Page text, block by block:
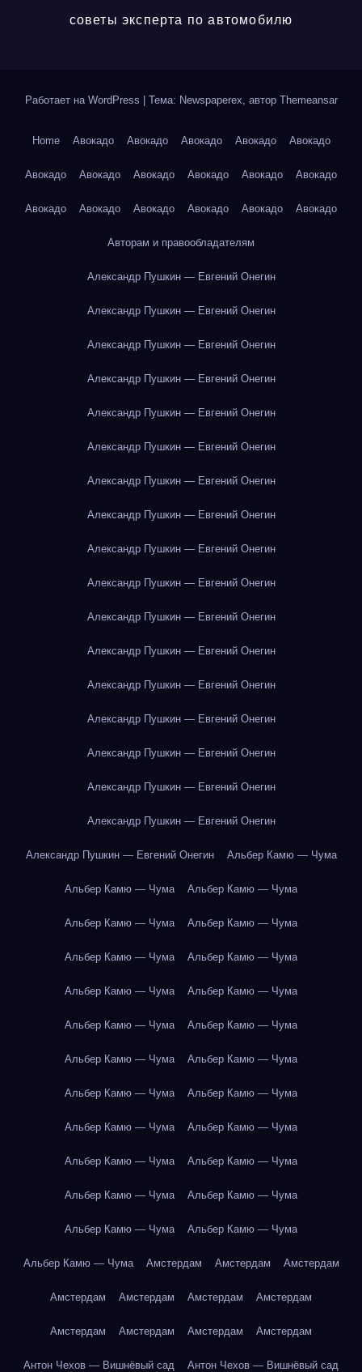
советы эксперта по автомобилю
Работает на WordPress Тема: Newspaperex, автор Themeansar
Home Авокадо Авокадо Авокадо Авокадо Авокадо
Авокадо Авокадо Авокадо Авокадо Авокадо Авокадо
Авокадо Авокадо Авокадо Авокадо Авокадо Авокадо
Авторам и правообладателям
Александр Пушкин — Евгений Онегин
Александр Пушкин — Евгений Онегин
Александр Пушкин — Евгений Онегин
Александр Пушкин — Евгений Онегин
Александр Пушкин — Евгений Онегин
Александр Пушкин — Евгений Онегин
Александр Пушкин — Евгений Онегин
Александр Пушкин — Евгений Онегин
Александр Пушкин — Евгений Онегин
Александр Пушкин — Евгений Онегин
Александр Пушкин — Евгений Онегин
Александр Пушкин — Евгений Онегин
Александр Пушкин — Евгений Онегин
Александр Пушкин — Евгений Онегин
Александр Пушкин — Евгений Онегин
Александр Пушкин — Евгений Онегин
Александр Пушкин — Евгений Онегин
Александр Пушкин — Евгений Онегин Альбер Камю — Чума
Альбер Камю — Чума Альбер Камю — Чума
Альбер Камю — Чума Альбер Камю — Чума
Альбер Камю — Чума Альбер Камю — Чума
Альбер Камю — Чума Альбер Камю — Чума
Альбер Камю — Чума Альбер Камю — Чума
Альбер Камю — Чума Альбер Камю — Чума
Альбер Камю — Чума Альбер Камю — Чума
Альбер Камю — Чума Альбер Камю — Чума
Альбер Камю — Чума Альбер Камю — Чума
Альбер Камю — Чума Альбер Камю — Чума
Альбер Камю — Чума Альбер Камю — Чума
Альбер Камю — Чума Амстердам Амстердам Амстердам
Амстердам Амстердам Амстердам Амстердам
Амстердам Амстердам Амстердам Амстердам
Антон Чехов — Вишнёвый сад Антон Чехов — Вишнёвый сад